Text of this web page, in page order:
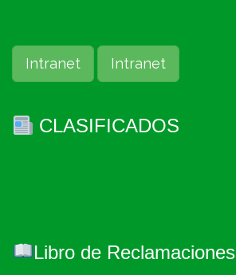
Intranet Intranet
CLASIFICADOS
Libro de Reclamaciones